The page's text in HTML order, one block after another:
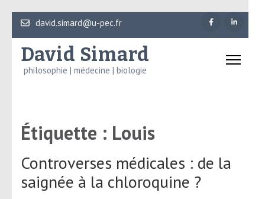
Aller
au
contenu
(Pressez
david.simard@u-pec.fr
David Simard
philosophie | médecine | biologie
Étiquette : Louis
Controverses médicales : de la
saignée à la chloroquine ?